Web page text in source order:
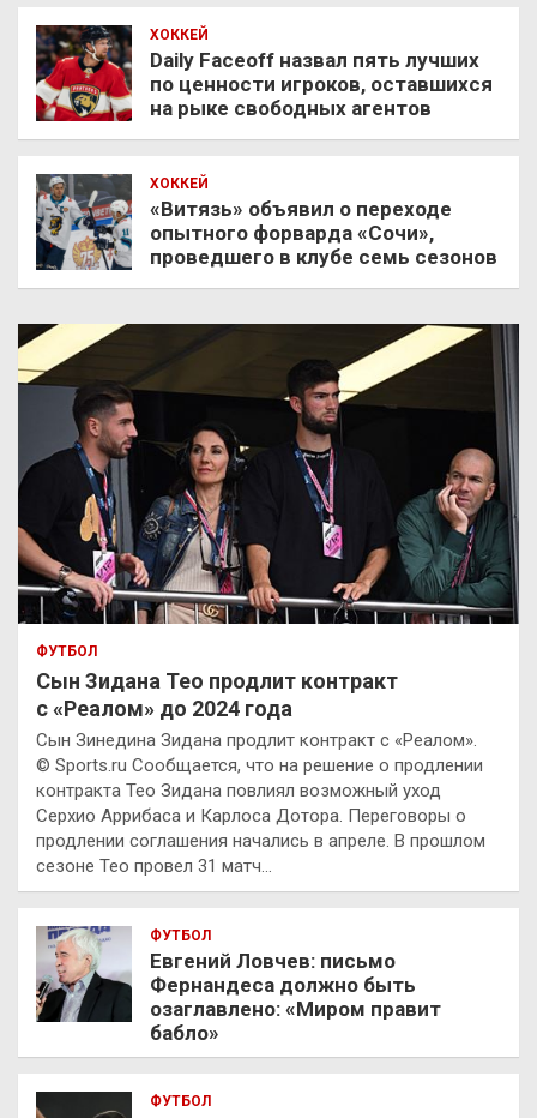
ХОККЕЙ
Daily Faceoff назвал пять лучших
по ценности игроков, оставшихся
на рыке свободных агентов
ХОККЕЙ
«Витязь» объявил о переходе
опытного форварда «Сочи»,
проведшего в клубе семь сезонов
ФУТБОЛ
Сын Зидана Тео продлит контракт
с «Реалом» до 2024 года
Сын Зинедина Зидана продлит контракт с «Реалом».
© Sports.ru Сообщается, что на решение о продлении
контракта Тео Зидана повлиял возможный уход
Серхио Аррибаса и Карлоса Дотора. Переговоры о
продлении соглашения начались в апреле. В прошлом
сезоне Тео провел 31 матч…
ФУТБОЛ
Евгений Ловчев: письмо
Фернандеса должно быть
озаглавлено: «Миром правит
бабло»
ФУТБОЛ